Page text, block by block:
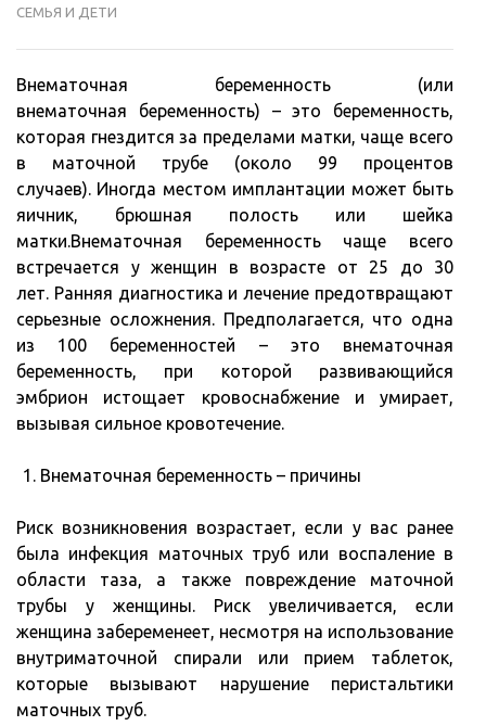
СЕМЬЯ И ДЕТИ
Внематочная беременность (или
внематочная беременность) – это беременность,
которая гнездится за пределами матки, чаще всего
в маточной трубе (около 99 процентов
случаев). Иногда местом имплантации может быть
яичник, брюшная полость или шейка
матки.Внематочная беременность чаще всего
встречается у женщин в возрасте от 25 до 30
лет. Ранняя диагностика и лечение предотвращают
серьезные осложнения. Предполагается, что одна
из 100 беременностей – это внематочная
беременность, при которой развивающийся
эмбрион истощает кровоснабжение и умирает,
вызывая сильное кровотечение.
Внематочная беременность – причины
Риск возникновения возрастает, если у вас ранее
была инфекция маточных труб или воспаление в
области таза, а также повреждение маточной
трубы у женщины. Риск увеличивается, если
женщина забеременеет, несмотря на использование
внутриматочной спирали или прием таблеток,
которые вызывают нарушение перистальтики
маточных труб.